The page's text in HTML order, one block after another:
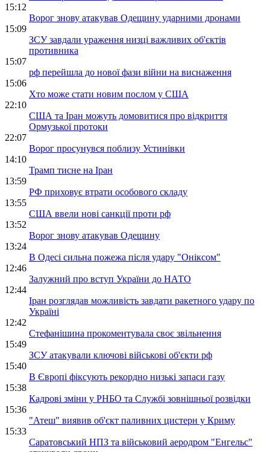
15:12
Ворог знову атакував Одещину ударними дронами
15:09
ЗСУ завдали ураження низці важливих об'єктів
противника
15:07
рф перейшла до нової фази війни на виснаження
15:06
Хто може стати новим послом у США
22:10
США та Іран можуть домовитися про відкриття
Ормузької протоки
22:07
Ворог просунувся поблизу Устинівки
14:10
Трамп тисне на Іран
13:59
РФ приховує втрати особового складу
13:55
США ввели нові санкції проти рф
13:52
Ворог знову атакував Одещину
13:24
В Одесі сильна пожежа після удару "Оніксом"
12:46
Залужний про вступ України до НАТО
12:44
Іран розглядав можливість завдати ракетного удару по
Україні
12:42
Стефанішина прокоментувала своє звільнення
15:49
ЗСУ атакували ключові військові об'єкти рф
15:40
В Європі фіксують рекордно низькі запаси газу
15:38
Кадрові зміни у РНБО та Службі зовнішньої розвідки
15:36
"Атеш" виявив об'єкт паливних цистерн у Криму
15:33
Саратовський НПЗ та військовий аеродром "Енгельс"